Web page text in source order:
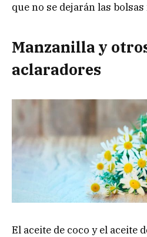
que no se dejarán las
Manzanilla y
aclaradores
El aceite de coco y el aceite